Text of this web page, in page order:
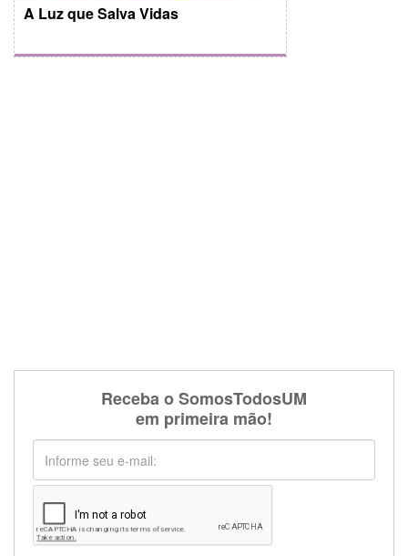
A Luz que Salva Vidas
Receba o SomosTodosUM
em primeira mão!